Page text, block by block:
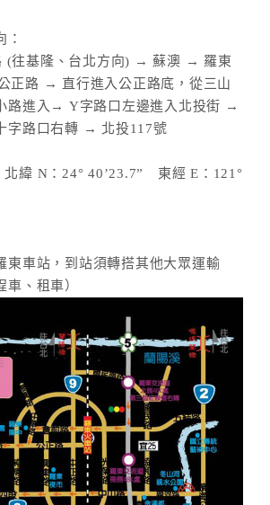
：
(往基隆、台北方向) → 蘇澳 → 羅東
路 → 直行進入公正路底，從三山
路進入→ Y字路口左邊進入北投街 →
字路口右轉 → 北投117號
北緯 N：24° 40’23.7” 東經 E：121°
東車站，到站須轉搭其他大眾運輸
車、租車）